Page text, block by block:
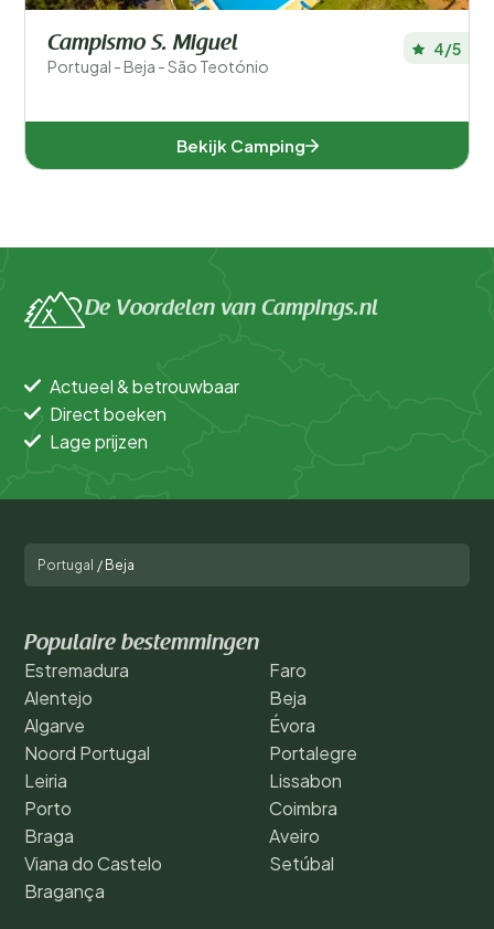
Campismo S. Miguel
Portugal - Beja - São Teotónio
4/5
Bekijk Camping
De Voordelen van Campings.nl
Actueel & betrouwbaar
Direct boeken
Lage prijzen
Portugal / Beja
Populaire bestemmingen
Estremadura
Alentejo
Algarve
Noord Portugal
Leiria
Porto
Braga
Viana do Castelo
Bragança
Faro
Beja
Évora
Portalegre
Lissabon
Coimbra
Aveiro
Setúbal